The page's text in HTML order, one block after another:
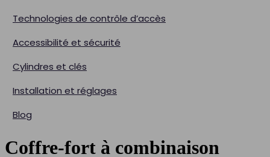
Technologies de contrôle d’accès
Accessibilité et sécurité
Cylindres et clés
Installation et réglages
Blog
Coffre-fort à combinaison